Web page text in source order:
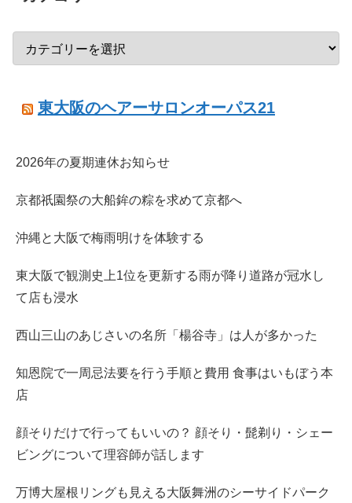
東大阪のヘアーサロンオーパス21
2026年の夏期連休お知らせ
京都祇園祭の大船鉾の粽を求めて京都へ
沖縄と大阪で梅雨明けを体験する
東大阪で観測史上1位を更新する雨が降り道路が冠水し
て店も浸水
西山三山のあじさいの名所「楊谷寺」は人が多かった
知恩院で一周忌法要を行う手順と費用 食事はいもぼう本
店
顔そりだけで行ってもいいの？ 顔そり・髭剃り・シェー
ビングについて理容師が話します
万博大屋根リングも見える大阪舞洲のシーサイドパーク